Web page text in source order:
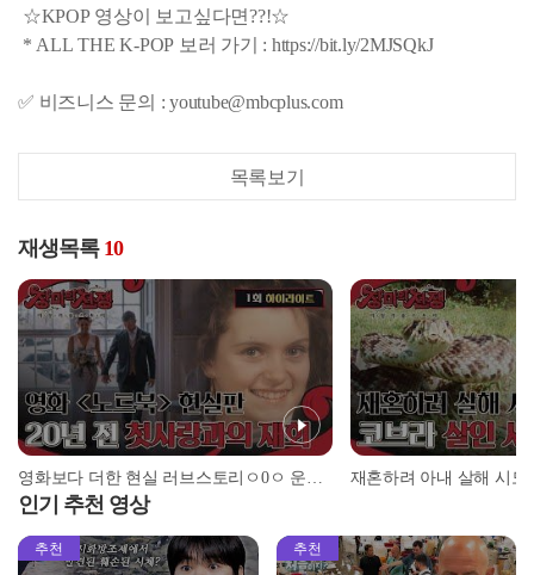
☆KPOP 영상이 보고싶다면??!☆
* ALL THE K-POP 보러 가기 : https://bit.ly/2MJSQkJ
✅ 비즈니스 문의 : youtube@mbcplus.com
목록보기
재생목록 10
영화보다 더한 현실 러브스토리ㅇ0ㅇ 운명같은 20년 전 첫사랑과의 재회♥ l #하이라이트 l #장미의전쟁 l #MBCevery1 l EP.1
인기 추천 영상
추천 추천